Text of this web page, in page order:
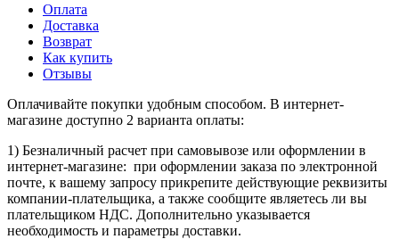
Оплата
Доставка
Возврат
Как купить
Отзывы
Оплачивайте покупки удобным способом. В интернет-
магазине доступно 2 варианта оплаты:
1) Безналичный расчет при самовывозе или оформлении в
интернет-магазине: при оформлении заказа по электронной
почте, к вашему запросу прикрепите действующие реквизиты
компании-плательщика, а также сообщите являетесь ли вы
плательщиком НДС. Дополнительно указывается
необходимость и параметры доставки.